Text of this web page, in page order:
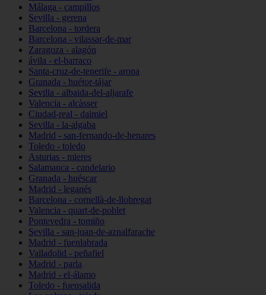
Málaga - campillos
Sevilla - gerena
Barcelona - tordera
Barcelona - vilassar-de-mar
Zaragoza - alagón
ávila - el-barraco
Santa-cruz-de-tenerife - arona
Granada - huétor-tájar
Sevilla - albaida-del-aljarafe
Valencia - alcàsser
Ciudad-real - daimiel
Sevilla - la-algaba
Madrid - san-fernando-de-henares
Toledo - toledo
Asturias - mieres
Salamanca - candelario
Granada - huéscar
Madrid - leganés
Barcelona - cornellà-de-llobregat
Valencia - quart-de-poblet
Pontevedra - tomiño
Sevilla - san-juan-de-aznalfarache
Madrid - fuenlabrada
Valladolid - peñafiel
Madrid - parla
Madrid - el-álamo
Toledo - fuensalida